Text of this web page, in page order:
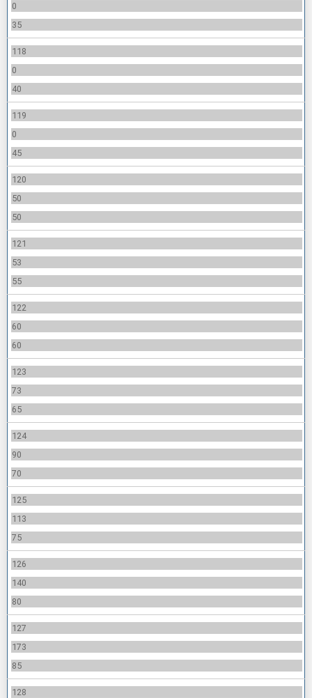
0
35
118
0
40
119
0
45
120
50
50
121
53
55
122
60
60
123
73
65
124
90
70
125
113
75
126
140
80
127
173
85
128